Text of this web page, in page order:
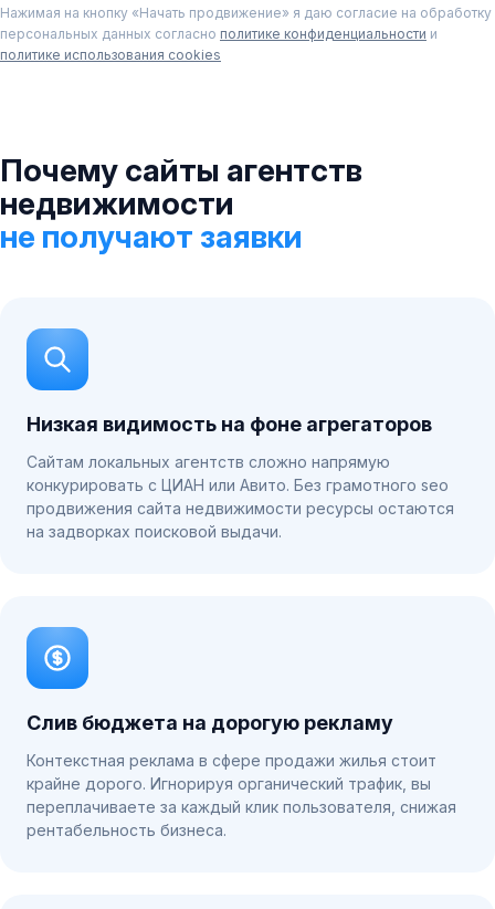
Нажимая на кнопку «Начать продвижение» я даю согласие на обработку
персональных данных согласно политике конфиденциальности и
политике использования cookies
Почему сайты агентств
недвижимости
не получают заявки
Низкая видимость на фоне агрегаторов
Сайтам локальных агентств сложно напрямую
конкурировать с ЦИАН или Авито. Без грамотного seo
продвижения сайта недвижимости ресурсы остаются
на задворках поисковой выдачи.
Слив бюджета на дорогую рекламу
Контекстная реклама в сфере продажи жилья стоит
крайне дорого. Игнорируя органический трафик, вы
переплачиваете за каждый клик пользователя, снижая
рентабельность бизнеса.